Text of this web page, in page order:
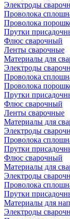
Электроды
Проволока
Проволока
Прутки
Флюс сварочный
Ленты сварочные
Материалы для
Электроды
Проволока
Проволока
Прутки
Флюс сварочный
Ленты сварочные
Материалы для
Электроды
Проволока
Прутки
Флюс сварочный
Материалы для
Электроды
Проволока
Прутки
Материалы для
Электроды